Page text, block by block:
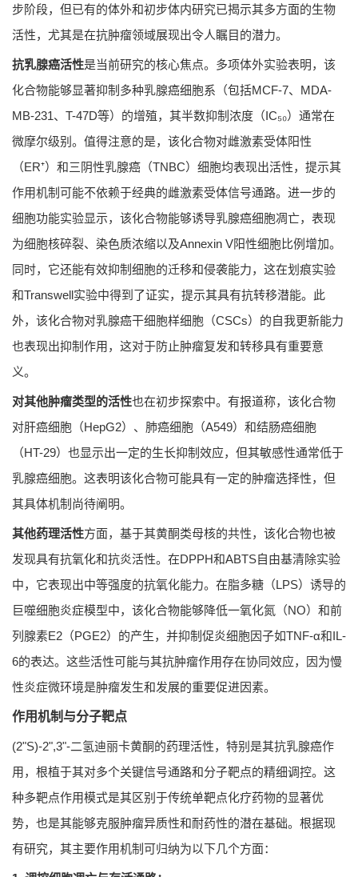
步阶段，但已有的体外和初步体内研究已揭示其多方面的生物
活性，尤其是在抗肿瘤领域展现出令人瞩目的潜力。
抗乳腺癌活性是当前研究的核心焦点。多项体外实验表明，该
化合物能够显著抑制多种乳腺癌细胞系（包括MCF-7、MDA-
MB-231、T-47D等）的增殖，其半数抑制浓度（IC₅₀）通常在
微摩尔级别。值得注意的是，该化合物对雌激素受体阳性
（ER⁺）和三阴性乳腺癌（TNBC）细胞均表现出活性，提示其
作用机制可能不依赖于经典的雌激素受体信号通路。进一步的
细胞功能实验显示，该化合物能够诱导乳腺癌细胞凋亡，表现
为细胞核碎裂、染色质浓缩以及Annexin V阳性细胞比例增加。
同时，它还能有效抑制细胞的迁移和侵袭能力，这在划痕实验
和Transwell实验中得到了证实，提示其具有抗转移潜能。此
外，该化合物对乳腺癌干细胞样细胞（CSCs）的自我更新能力
也表现出抑制作用，这对于防止肿瘤复发和转移具有重要意
义。
对其他肿瘤类型的活性也在初步探索中。有报道称，该化合物
对肝癌细胞（HepG2）、肺癌细胞（A549）和结肠癌细胞
（HT-29）也显示出一定的生长抑制效应，但其敏感性通常低于
乳腺癌细胞。这表明该化合物可能具有一定的肿瘤选择性，但
其具体机制尚待阐明。
其他药理活性方面，基于其黄酮类母核的共性，该化合物也被
发现具有抗氧化和抗炎活性。在DPPH和ABTS自由基清除实验
中，它表现出中等强度的抗氧化能力。在脂多糖（LPS）诱导的
巨噬细胞炎症模型中，该化合物能够降低一氧化氮（NO）和前
列腺素E2（PGE2）的产生，并抑制促炎细胞因子如TNF-α和IL-
6的表达。这些活性可能与其抗肿瘤作用存在协同效应，因为慢
性炎症微环境是肿瘤发生和发展的重要促进因素。
作用机制与分子靶点
(2"S)-2",3"-二氢迪丽卡黄酮的药理活性，特别是其抗乳腺癌作
用，根植于其对多个关键信号通路和分子靶点的精细调控。这
种多靶点作用模式是其区别于传统单靶点化疗药物的显著优
势，也是其能够克服肿瘤异质性和耐药性的潜在基础。根据现
有研究，其主要作用机制可归纳为以下几个方面：